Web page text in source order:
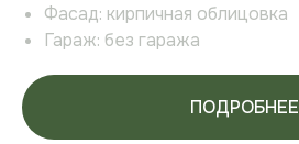
Фасад: кирпичная облицовка
Гараж: без гаража
ПОДРОБНЕЕ